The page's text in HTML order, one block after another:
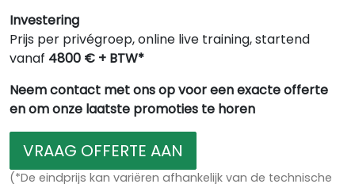
Investering
Prijs per privégroep, online live training, startend
vanaf 4800 € + BTW*
Neem contact met ons op voor een exacte offerte
en om onze laatste promoties te horen
VRAAG OFFERTE AAN
(*De eindprijs kan variëren afhankelijk van de technische